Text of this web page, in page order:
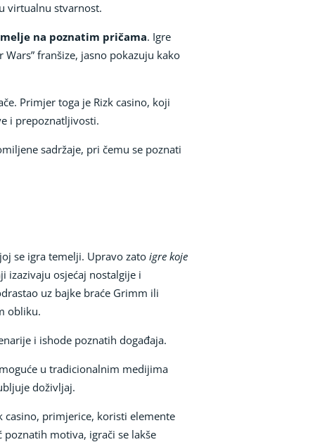
virtualnu stvarnost.
na poznatim pričama. Igre
franšize, jasno pokazuju kako
Primjer toga je Rizk casino, koji
i prepoznatljivosti.
sadržaje, pri čemu se poznati
se igra temelji. Upravo zato igre koje
izazivaju osjećaj nostalgije i
uz bajke braće Grimm ili
obliku.
i ishode poznatih događaja.
u tradicionalnim medijima
doživljaj.
primjerice, koristi elemente
motiva, igrači se lakše